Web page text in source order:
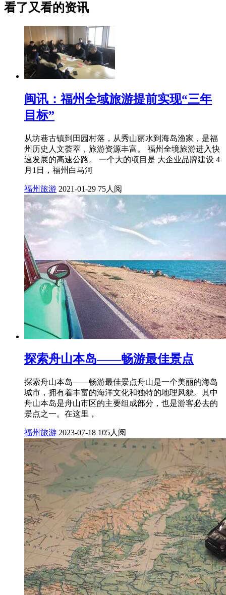
看了又看的资讯
闽讯：福州全域旅游提前实现“三年
目标”
从坊巷古镇到田园村落，从秀山丽水到海岛渔家，是福
州历史人文荟萃，旅游资源丰富。 福州全境旅游进入快
速发展的高速公路。 一个大的项目是 大企业品牌建设 4
月1日，福州白马河
福州旅游 2021-01-29 75人阅
探索舟山本岛——畅游最佳景点
探索舟山本岛——畅游最佳景点舟山是一个美丽的海岛
城市，拥有着丰富的海洋文化和独特的地理风貌。其中
舟山本岛是舟山市区的主要组成部分，也是游客必去的
景点之一。在这里，
福州旅游 2023-07-18 105人阅